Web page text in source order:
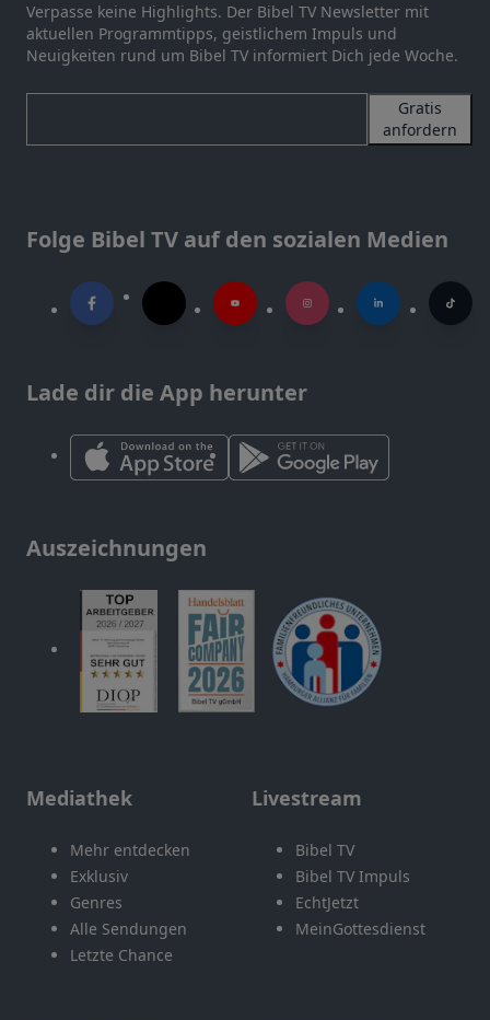
Verpasse keine Highlights. Der Bibel TV Newsletter mit
aktuellen Programmtipps, geistlichem Impuls und
Neuigkeiten rund um Bibel TV informiert Dich jede Woche.
Gratis
anfordern
Folge Bibel TV auf den sozialen Medien
Lade dir die App herunter
Auszeichnungen
Mediathek
Mehr entdecken
Exklusiv
Genres
Alle Sendungen
Letzte Chance
Livestream
Bibel TV
Bibel TV Impuls
EchtJetzt
MeinGottesdienst